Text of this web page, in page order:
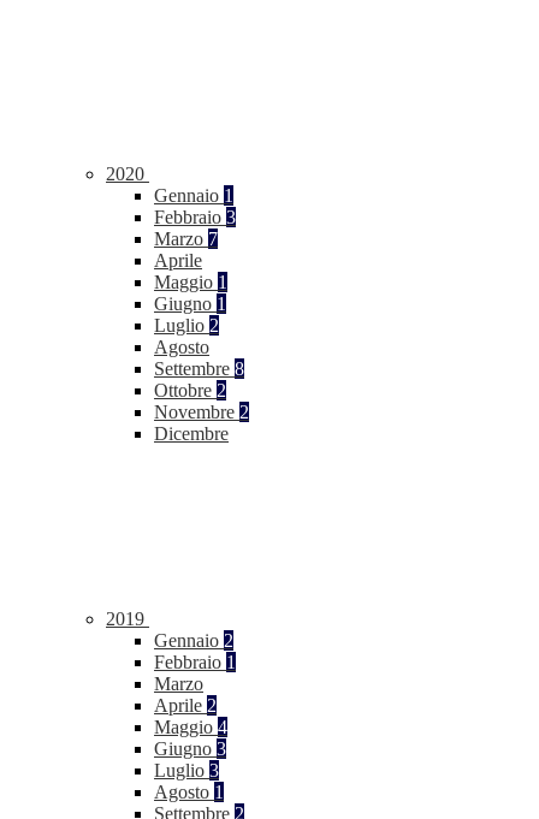
2020
Gennaio 1
Febbraio 3
Marzo 7
Aprile
Maggio 1
Giugno 1
Luglio 2
Agosto
Settembre 8
Ottobre 2
Novembre 2
Dicembre
2019
Gennaio 2
Febbraio 1
Marzo
Aprile 2
Maggio 4
Giugno 3
Luglio 3
Agosto 1
Settembre 2